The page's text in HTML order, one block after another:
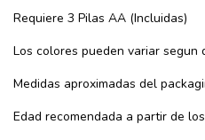
Requiere 3 Pilas AA (Incluidas)
Los colores pueden variar
Medidas aproximadas del
Edad recomendada a partir de